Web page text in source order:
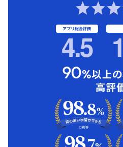
アプリ総合評価
4.5 1